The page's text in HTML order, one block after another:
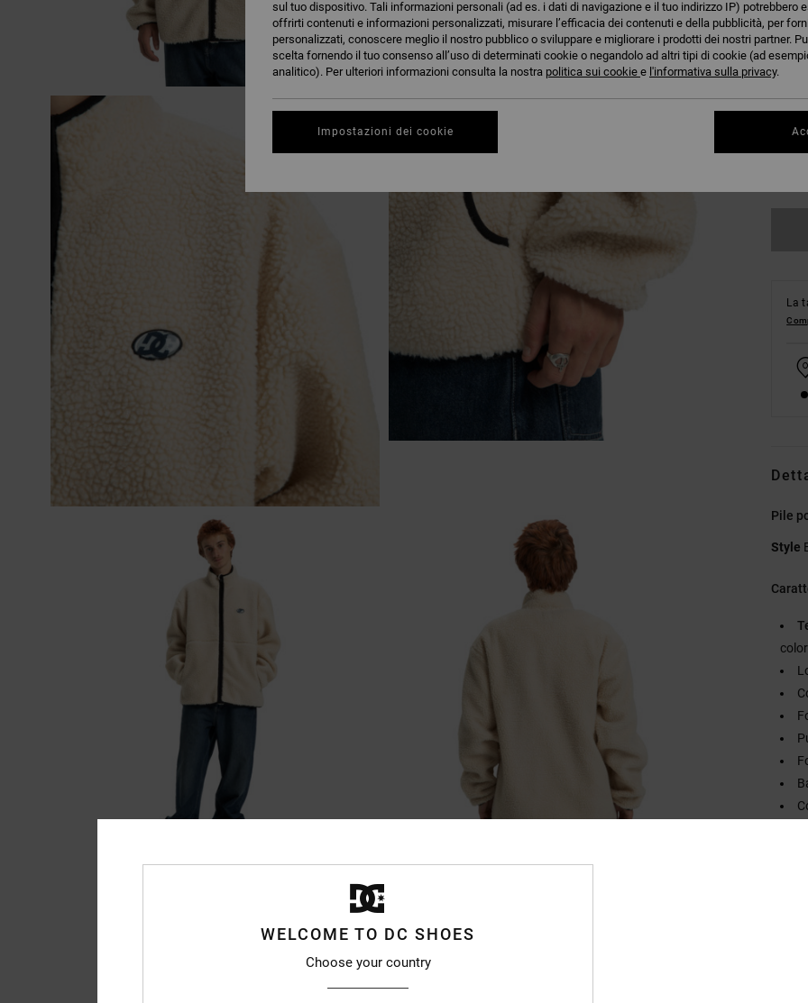
XS
La
Pile
Style
WELCOME TO DC SHOES
Choose your country
sul tuo dispositivo. Tali informazioni personali (ad es. i dati di navigazione e il tuo indirizzo IP) potrebbero
offrirti contenuti e informazioni personalizzati, misurare l’efficacia dei contenuti e della pubblicità, per
personalizzati, conoscere meglio il nostro pubblico o sviluppare e migliorare i prodotti dei nostri partner.
scelta fornendo il tuo consenso all’uso di determinati cookie o negandolo ad altri tipi di cookie (ad
analitico). Per ulteriori informazioni consulta la nostra politica sui cookie e l'informativa sulla privacy.
Impostazioni dei cookie